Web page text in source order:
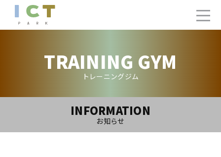
TRAINING GYM
トレーニングジム
INFORMATION
お知らせ